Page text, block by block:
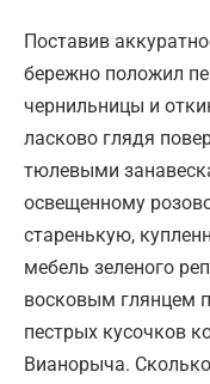
Поставив
бережно положил
чернильницы и
ласково глядя
тюлевыми
освещенному
старенькую,
мебель зеленого
восковым глянцем
пестрых кусочков
Вианорыча.